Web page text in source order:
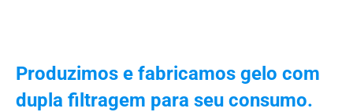
Produzimos e fabricamos gelo com
dupla filtragem para seu consumo.